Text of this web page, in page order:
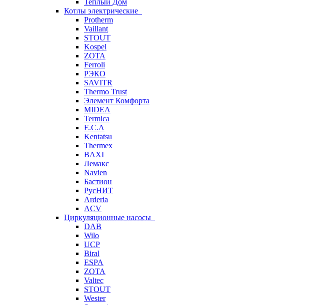
Теплый Дом
Котлы электрические
Protherm
Vaillant
STOUT
Kospel
ZOTA
Ferroli
РЭКО
SAVITR
Thermo Trust
Элемент Комфорта
MIDEA
Termica
E.C.A
Kentatsu
Thermex
BAXI
Лемакс
Navien
Бастион
РусНИТ
Arderia
ACV
Циркуляционные насосы
DAB
Wilo
UCP
Biral
ESPA
ZOTA
Valtec
STOUT
Wester